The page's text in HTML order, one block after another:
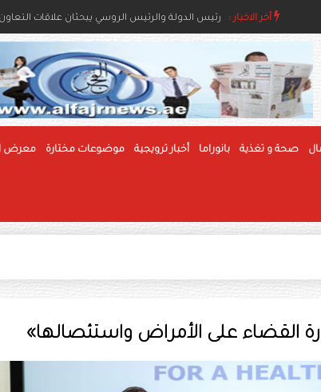
أخر الاخبار :
رئيس الدولة ونائباه يعزون خادم الحرمين بوفاة
صحة و تغذية بانوراما أخبار ترويجية موضوعات مختارة معرض
القضاء على الأمراض واستئصالها»